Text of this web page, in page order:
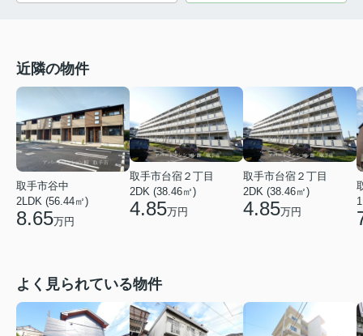
近隣の物件
取手市谷中
2LDK (56.44㎡)
8.65万円
取手市台宿２丁目
2DK (38.46㎡)
4.85万円
取手市台宿２丁目
2DK (38.46㎡)
4.85万円
よく見られている物件